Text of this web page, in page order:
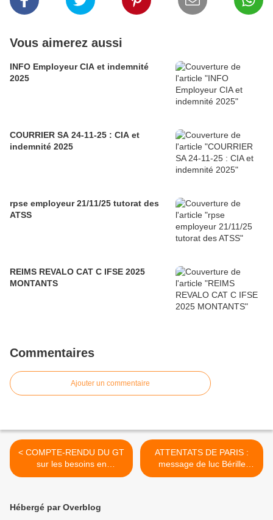
Vous aimerez aussi
INFO Employeur CIA et indemnité
2025
COURRIER SA 24-11-25 : CIA et
indemnité 2025
rpse employeur 21/11/25 tutorat des
ATSS
REIMS REVALO CAT C IFSE 2025
MONTANTS
Commentaires
Ajouter un commentaire
< COMPTE-RENDU DU GT
sur les besoins en
formation.
ATTENTATS DE PARIS :
message de luc Bérille
Secrétaire général de
Hébergé par Overblog